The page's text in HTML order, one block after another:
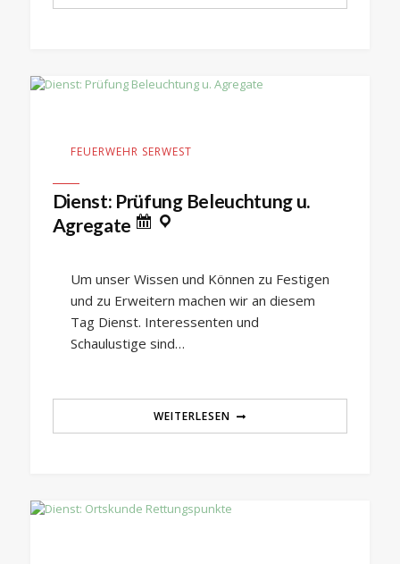
FEUERWEHR SERWEST
Dienst: Prüfung Beleuchtung u.
Agregate
Um unser Wissen und Können zu Festigen
und zu Erweitern machen wir an diesem
Tag Dienst. Interessenten und
Schaulustige sind…
WEITERLESEN